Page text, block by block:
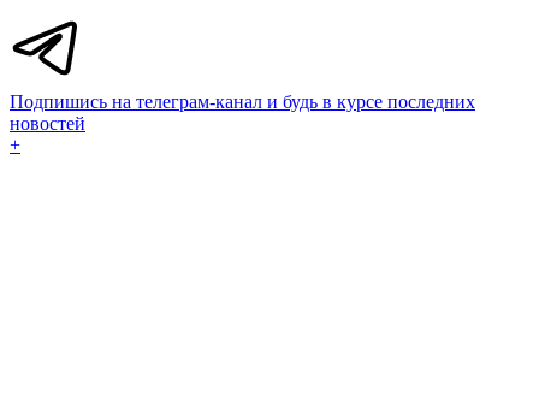
Подпишись на телеграм-канал и будь в курсе последних
новостей
+